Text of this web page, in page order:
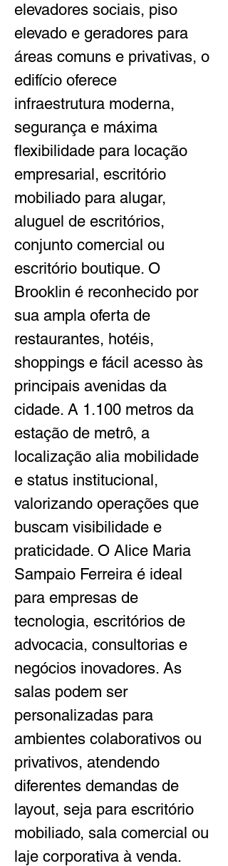
elevadores sociais, piso
elevado e geradores para
áreas comuns e privativas, o
edifício oferece
infraestrutura moderna,
segurança e máxima
flexibilidade para locação
empresarial, escritório
mobiliado para alugar,
aluguel de escritórios,
conjunto comercial ou
escritório boutique. O
Brooklin é reconhecido por
sua ampla oferta de
restaurantes, hotéis,
shoppings e fácil acesso às
principais avenidas da
cidade. A 1.100 metros da
estação de metrô, a
localização alia mobilidade
e status institucional,
valorizando operações que
buscam visibilidade e
praticidade. O Alice Maria
Sampaio Ferreira é ideal
para empresas de
tecnologia, escritórios de
advocacia, consultorias e
negócios inovadores. As
salas podem ser
personalizadas para
ambientes colaborativos ou
privativos, atendendo
diferentes demandas de
layout, seja para escritório
mobiliado, sala comercial ou
laje corporativa à venda.